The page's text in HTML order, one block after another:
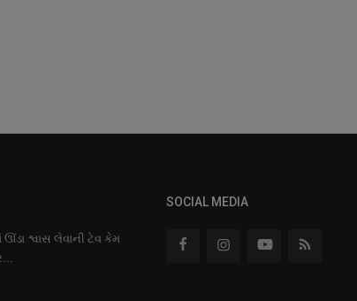
ઊંડા શ્વાસ લેવાની ટેવ કેમ
SOCIAL MEDIA